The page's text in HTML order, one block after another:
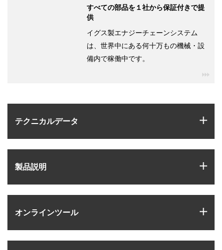
テクニカルデータ
製品説明
オンラインツール
すべての部品を１社から保証付きで提
供
イグス製エナジーチェーンシステム
は、世界中にある何十万もの機械・設
備内で稼働中です。